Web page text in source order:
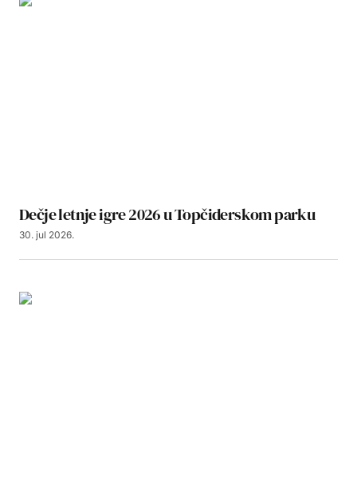
Dečje letnje igre 2026 u Topčiderskom parku
30. jul 2026.